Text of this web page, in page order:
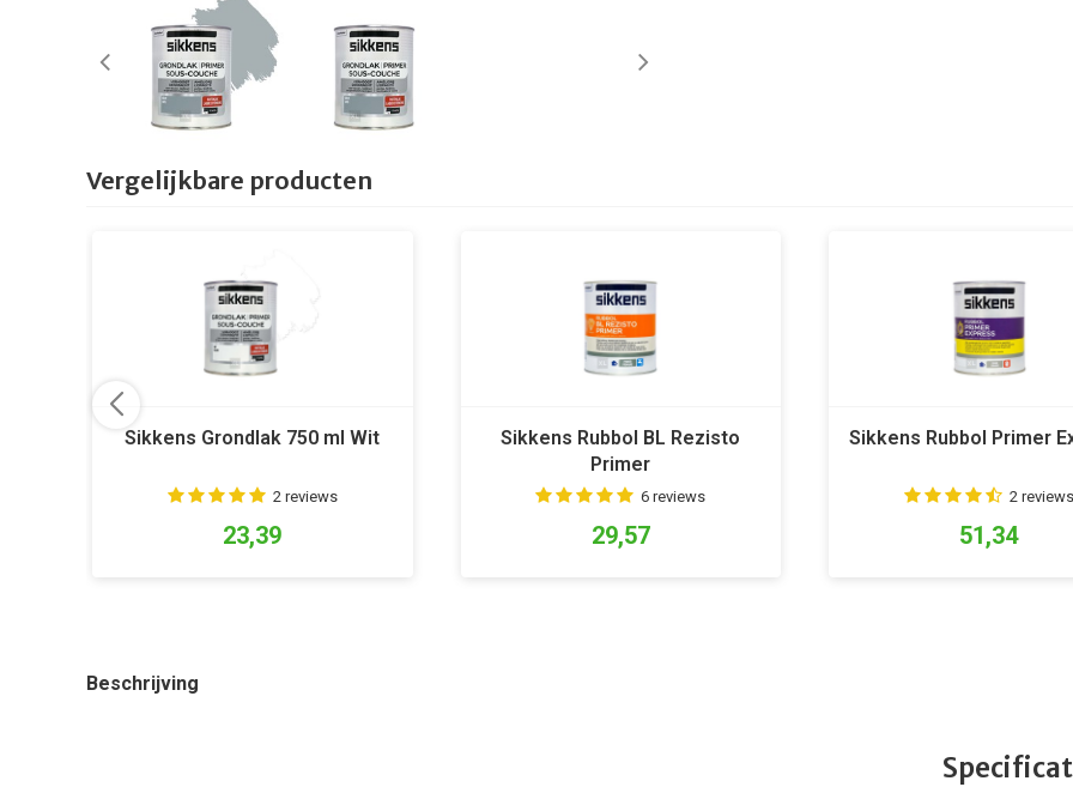
Vergelijkbare producten
Sikkens Grondlak 750 ml Wit
2 reviews
23,39
Sikkens Rubbol BL Rezisto
Primer
6 reviews
29,57
Sikkens Rubbol Primer
2 reviews
51,34
Beschrijving